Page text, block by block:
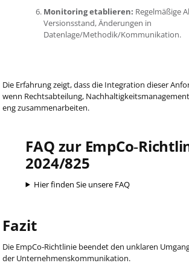
Monitoring etablieren: Regelmäßige
Versionsstand, Änderungen in
Datenlage/Methodik/Kommunikation.
Die Erfahrung zeigt, dass die Integration dieser
wenn Rechtsabteilung,
eng zusammenarbeiten.
FAQ zur
2024/825
Hier finden Sie unsere FAQ
Fazit
Die EmpCo‑Richtlinie beendet den unklaren
der Unternehmenskommunikation.